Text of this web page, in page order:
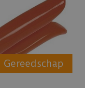
Gereedschap